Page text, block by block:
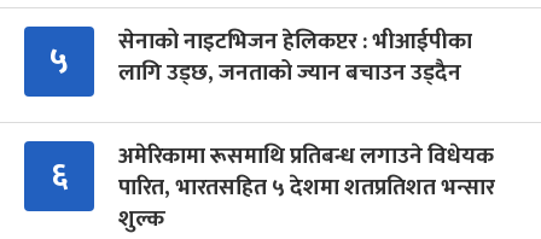
५
सेनाको नाइटभिजन हेलिकप्टर : भीआईपीका
लागि उड्छ, जनताको ज्यान बचाउन उड्दैन
६
अमेरिकामा रूसमाथि प्रतिबन्ध लगाउने विधेयक
पारित, भारतसहित ५ देशमा शतप्रतिशत भन्सार
शुल्क